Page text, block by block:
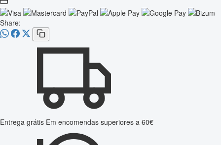
Share:
Entrega grátis Em encomendas superiores a 60€